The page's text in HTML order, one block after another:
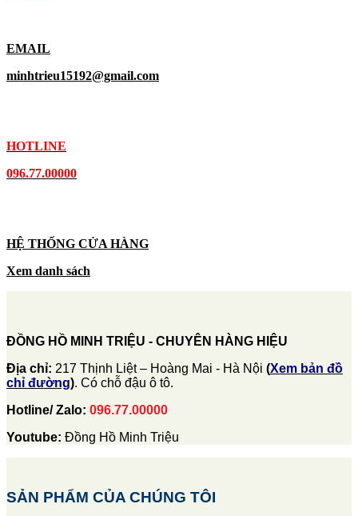
EMAIL
minhtrieu15192@gmail.com
HOTLINE
096.77.00000
HỆ THỐNG CỬA HÀNG
Xem danh sách
ĐỒNG HỒ MINH TRIỆU - CHUYÊN HÀNG HIỆU
Địa chỉ: 217 Thịnh Liệt – Hoàng Mai - Hà Nội (Xem bản đồ
chỉ đường). Có chỗ đậu ô tô.
Hotline/ Zalo: 096.77.00000
Youtube: Đồng Hồ Minh Triệu
SẢN PHẨM CỦA CHÚNG TÔI